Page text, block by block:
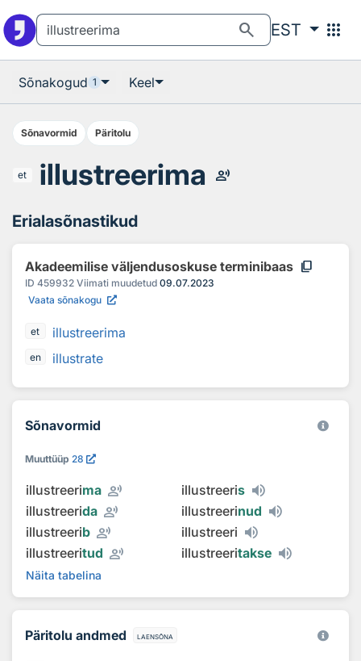
search EST apps
Sõnakogud 1 Keel
Sõnavormid Päritolu
et illustreerima record_voice_over
Erialasõnastikud
Akadeemilise väljendusoskuse terminibaas content_copy
ID 459932 Viimati muudetud 09.07.2023
Vaata sõnakogu
et illustreerima
en illustrate
Sõnavormid
Muuttüüp 28
illustreerima record_voice_over illustreeris
illustreerida record_voice_over illustreerinud
illustreerib record_voice_over
illustreeri
illustreeritud record_voice_over illustreeritakse
Näita tabelina
Päritolu andmed laensõna